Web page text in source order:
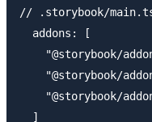
// .storybook/
  addons: [
"@storybook/
"@storybook/
"@storybook/